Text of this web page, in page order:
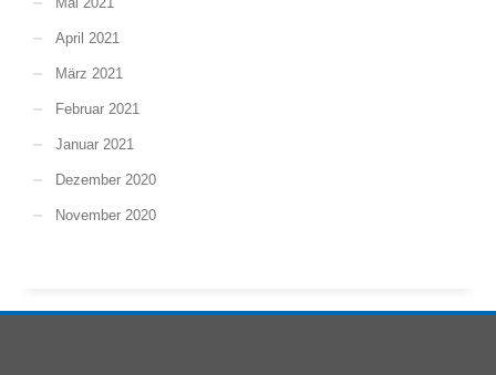
April 2021
März 2021
Februar 2021
Januar 2021
Dezember 2020
November 2020